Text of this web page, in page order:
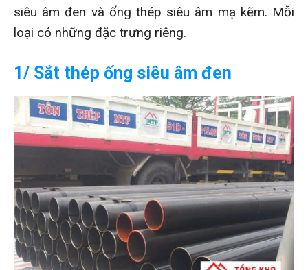
siêu âm đen và ống thép siêu âm mạ kẽm. Mỗi
loại có những đặc trưng riêng.
1/ Sắt thép ống siêu âm đen